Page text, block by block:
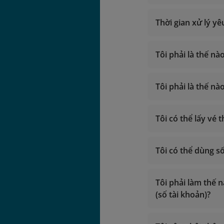
Phiên ngang
Tìm hiểu
Thời gian xử lý
Tôi phải là thế
Giờ hoạt
Gọi từ nước
2. Liên hệchi
Tôi phải là thế
Gọi trong
Tôi có thể lấy vé
Tôi có thể dùng
Tôi phải làm thế
(số tài khoản)?